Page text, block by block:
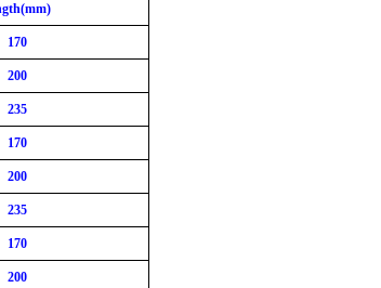
170
200
235
170
200
235
170
200